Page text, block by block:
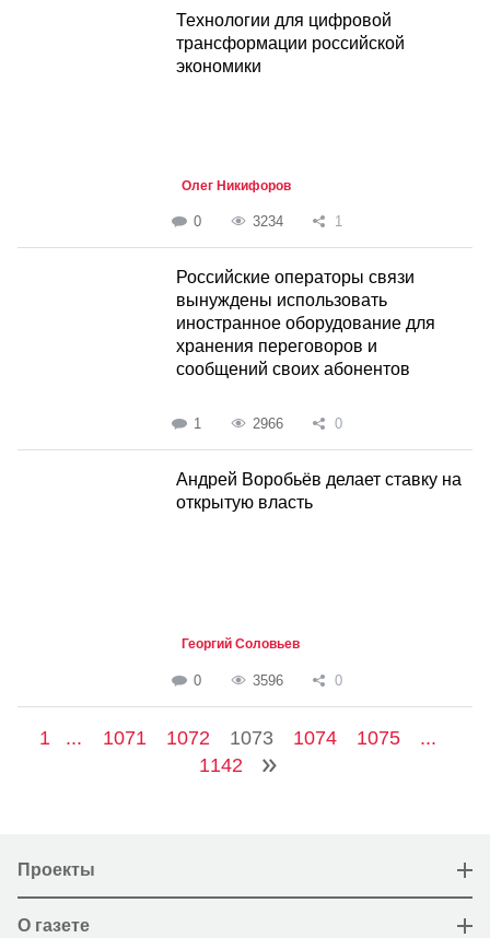
Технологии для цифровой
трансформации российской
экономики
Олег Никифоров
0 3234 1
Российские операторы связи
вынуждены использовать
иностранное оборудование для
хранения переговоров и
сообщений своих абонентов
1 2966 0
Андрей Воробьёв делает ставку на
открытую власть
Георгий Соловьев
0 3596 0
1 ... 1071 1072 1073 1074 1075
...
1142
Проекты
О газете